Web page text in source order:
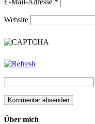
Website
Über mich